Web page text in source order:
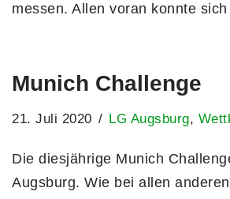
messen. Allen voran konnte
Munich Challenge
21. Juli 2020 LG Augsburg,
Die diesjährige Munich
Augsburg. Wie bei allen